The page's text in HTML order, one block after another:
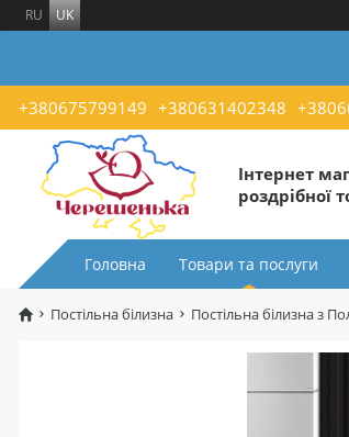
RU UK
+380675799149 +380631402348
Інтернет
роздрібної
Головна Товари та послуги
Постільна білизна Постільна білизна з